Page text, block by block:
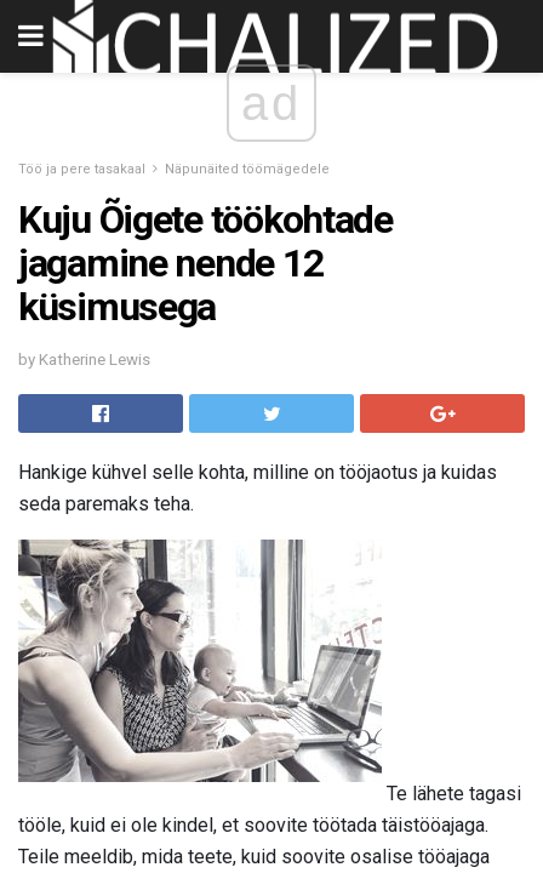
ad
Töö ja pere tasakaal Näpunäited töömägedele
Kuju Õigete töökohtade
jagamine nende 12
küsimusega
by Katherine Lewis
Hankige kühvel selle kohta, milline on tööjaotus ja kuidas
seda paremaks teha.
Te lähete tagasi
tööle, kuid ei ole kindel, et soovite töötada täistööajaga.
Teile meeldib, mida teete, kuid soovite osalise tööajaga